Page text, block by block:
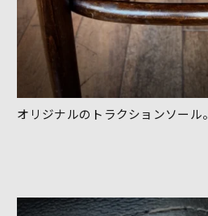
オリジナルのトラクションソール。